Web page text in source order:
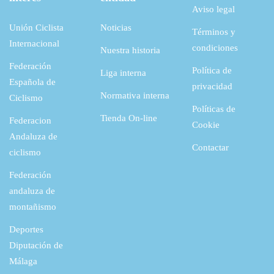
Unión Ciclista
Internacional
Federación
Española de
Ciclismo
Federacion
Andaluza de
ciclismo
Federación
andaluza de
montañismo
Deportes
Diputación de
Málaga
Noticias
Nuestra historia
Liga interna
Normativa interna
Tienda On-line
Aviso legal
Términos y
condiciones
Política de
privacidad
Políticas de
Cookie
Contactar